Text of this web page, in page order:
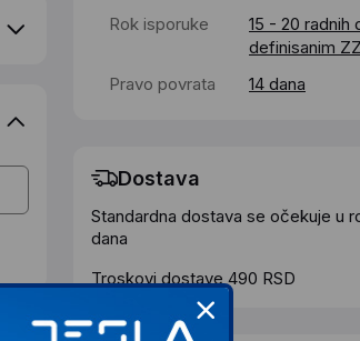
Rok isporuke
15 - 20 radnih
definisanim
Pravo povrata
14 dana
Dostava
Standardna dostava se očekuje u
dana
Troskovi dostave 490 RSD